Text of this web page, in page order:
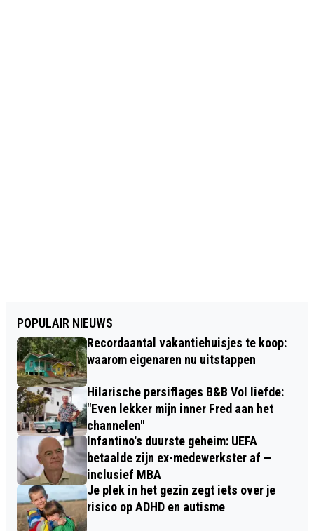
POPULAIR NIEUWS
Recordaantal vakantiehuisjes te koop:
waarom eigenaren nu uitstappen
Hilarische persiflages B&B Vol liefde:
"Even lekker mijn inner Fred aan het
channelen"
Infantino's duurste geheim: UEFA
betaalde zijn ex-medewerkster af —
inclusief MBA
Je plek in het gezin zegt iets over je
risico op ADHD en autisme